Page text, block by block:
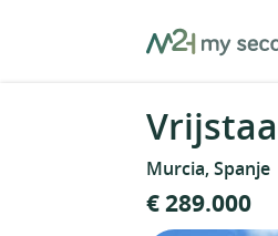
MySecondHome
Murcia, Spanje
€ 289.000